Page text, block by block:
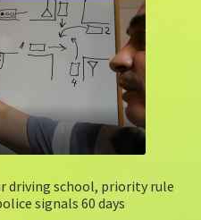
driving school, priority rule
signals 60 days